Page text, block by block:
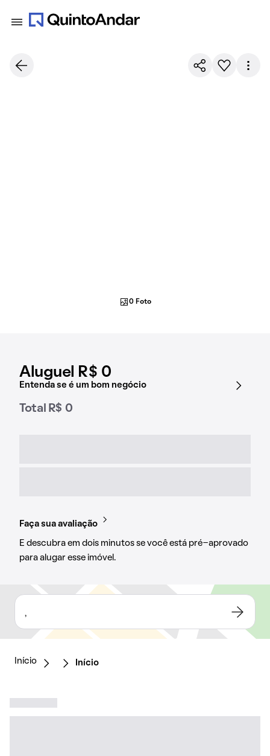
Aluguel R$ 0
Entenda se é um bom negócio
Total R$ 0
Faça sua avaliação
E descubra em dois minutos se você está pré-aprovado
para alugar esse imóvel.
0 Foto
,
Início Início